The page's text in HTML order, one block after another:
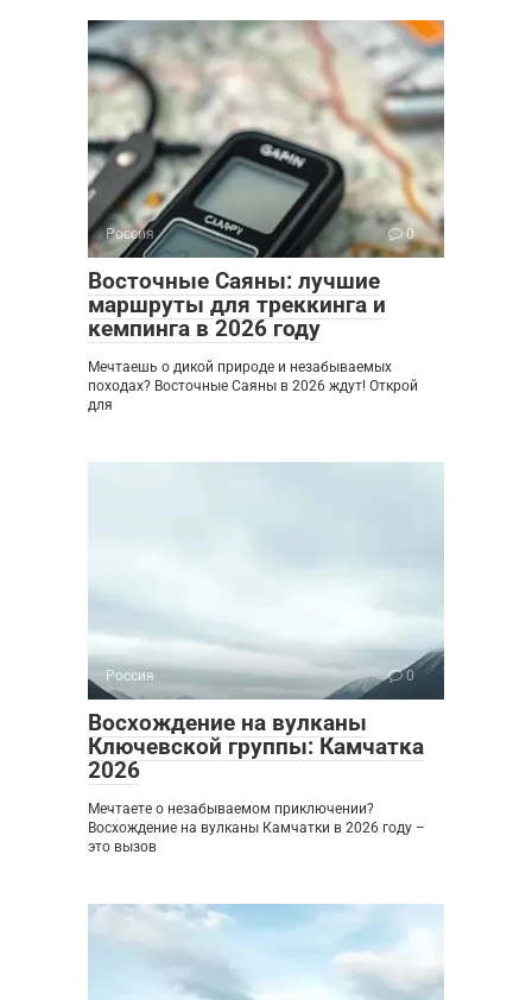
Россия 0
Восточные Саяны: лучшие
маршруты для треккинга и
кемпинга в 2026 году
Мечтаешь о дикой природе и незабываемых
походах? Восточные Саяны в 2026 ждут! Открой
для
Россия 0
Восхождение на вулканы
Ключевской группы: Камчатка
2026
Мечтаете о незабываемом приключении?
Восхождение на вулканы Камчатки в 2026 году –
это вызов